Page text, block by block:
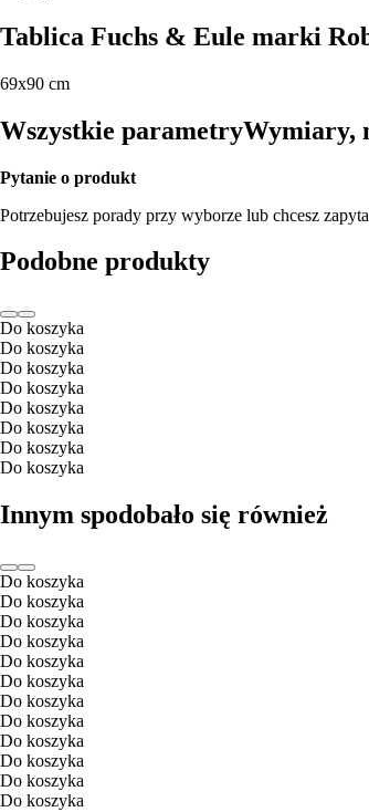
Tablica Fuchs & Eule marki
69x90 cm
Wszystkie parametryWymiary,
Pytanie o produkt
Potrzebujesz porady przy wyborze lub chcesz
Podobne produkty
Do koszyka
Do koszyka
Do koszyka
Do koszyka
Do koszyka
Do koszyka
Do koszyka
Do koszyka
Innym spodobało się również
Do koszyka
Do koszyka
Do koszyka
Do koszyka
Do koszyka
Do koszyka
Do koszyka
Do koszyka
Do koszyka
Do koszyka
Do koszyka
Do koszyka